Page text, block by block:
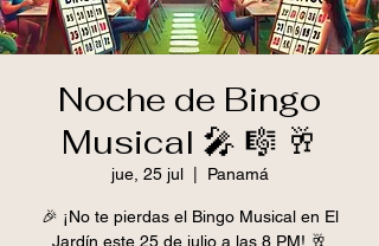
Noche de Bingo
Musical 🎤 🎼 🥂
jue, 25 jul
  |
Panamá
🎉 ¡No te pierdas el Bingo Musical en El
Jardín este 25 de julio a las 8 PM! 🥂